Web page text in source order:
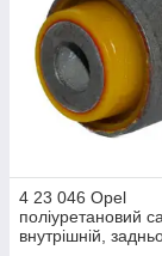
4 23 046 Opel
поліуретановий
внутрішній,